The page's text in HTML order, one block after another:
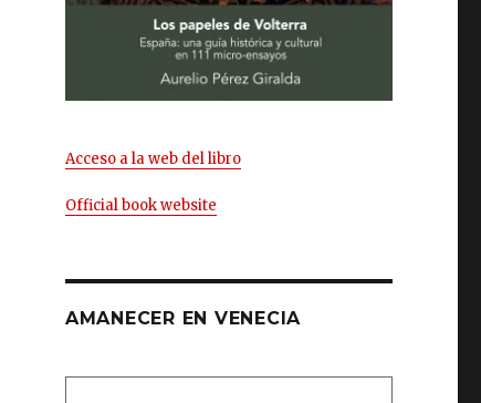
Acceso a la web del libro
Official book website
AMANECER EN VENECIA